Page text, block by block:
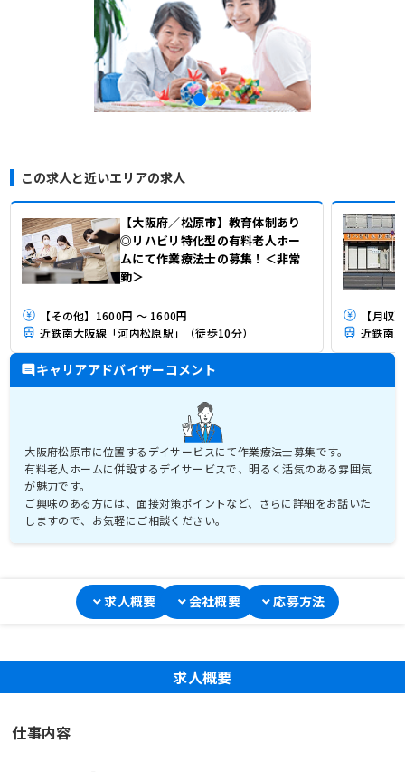
この求人と近いエリアの求人
【大阪府／松原市】教育体制あり
◎リハビリ特化型の有料老人ホー
ムにて作業療法士の募集！＜非常
勤＞
【その他】1600円 ～ 1600円
近鉄南大阪線「河内松原駅」（徒歩10分）
【月収
近鉄南
キャリアアドバイザーコメント
大阪府松原市に位置するデイサービスにて作業療法士募集です。
有料老人ホームに併設するデイサービスで、明るく活気のある雰囲気
が魅力です。
ご興味のある方には、面接対策ポイントなど、さらに詳細をお話いた
しますので、お気軽にご相談ください。
求人概要 会社概要 応募方法
求人概要
仕事内容